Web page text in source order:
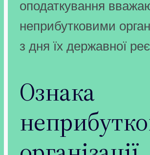
оподаткування
неприбутковими
з дня їх державної
Ознака